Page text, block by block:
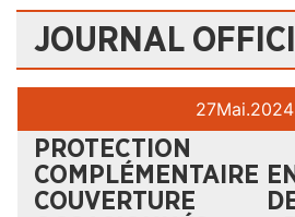
JOURNAL
27Mai.2024
PROTECTION
COMPLÉMENTAIRE
COUVERTURE